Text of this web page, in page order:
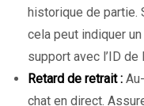
historique de partie.
cela peut indiquer
support avec l’ID de
Retard de retrait :
chat en direct.